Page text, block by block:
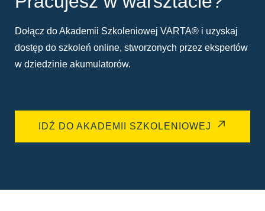
Dołącz do Akademii Szkoleniowej VARTA® i uzyskaj
dostęp do szkoleń online, stworzonych przez ekspertów
w dziedzinie akumulatorów.
IDŹ DO AKADEMII SZKOLENIOWEJ